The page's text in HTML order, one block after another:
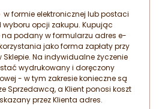
w formie elektronicznej lub postaci
opcji zakupu. Kupując
na podany w formularzu adres e-
jako forma zapłaty przy
Na indywidualne życzenie
wydrukowany i doręczony
- w tym zakresie konieczne są
Sprzedawcą, a Klient ponosi koszt
przez Klienta adres.